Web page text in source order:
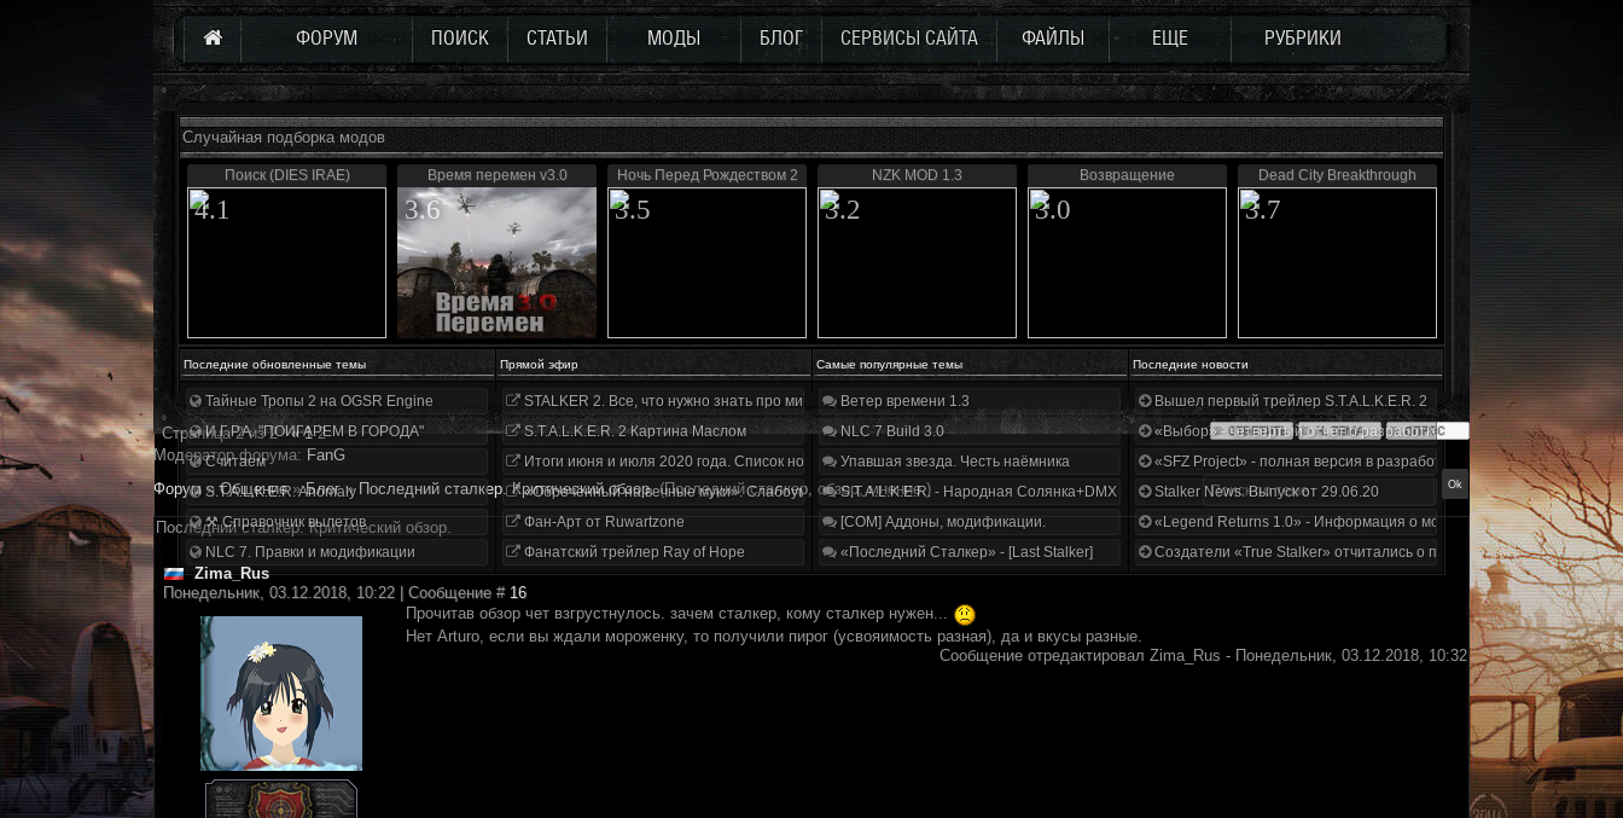
ФОРУМ ПОИСК СТАТЬИ МОДЫ БЛОГ СЕРВИСЫ САЙТА ФАЙЛЫ ЕЩЕ РУБРИКИ
Случайная подборка модов
Поиск (DIES IRAE)
4.1
Время перемен v3.0
3.6
Ночь Перед Рождеством 2
3.5
NZK MOD 1.3
3.2
Возвращение
3.0
Dead City Breakthrough
3.7
Последние обновленные темы Прямой эфир Самые популярные темы Последние новости
Тайные Тропы 2 на OGSR Engine
И.Г.Р.А. "ПОИГАРЕМ В ГОРОДА"
Считаем
S.T.A.L.K.E.R. Anomaly
⚒ Справочник вылетов
NLC 7. Правки и модификации
STALKER 2. Все, что нужно знать про мир, геймплей и сюжет | Разбор трейлера
S.T.A.L.K.E.R. 2 Картина Маслом
Итоги июня и июля 2020 года. Список нововведений
«Обречённый на вечные муки». Слабоумие и отвага
Фан-Арт от Ruwartzone
Фанатский трейлер Ray of Hope
Ветер времени 1.3
NLC 7 Build 3.0
Упавшая звезда. Честь наёмника
S.T.A.L.K.E.R. - Народная Солянка+DMX 1.3.5.ООП.МА.К.
[COM] Аддоны, модификации.
«Последний Сталкер» - [Last Stalker]
Вышел первый трейлер S.T.A.L.K.E.R. 2
«Выбор» - четвертый отчет о разработке!
«SFZ Project» - полная версия в разработке!
Stalker News. Выпуск от 29.06.20
«Legend Returns 1.0» - Информация о моде за июнь 2020
Создатели «True Stalker» отчитались о проделанной работе
Страница2из2 « 1 2
Модератор форума: FanG
Форум » Общение » Блог » Последний сталкер. Критический обзор. (Последний сталкер, обзор, мнение.)
Последний сталкер. Критический обзор.
Zima_Rus
Понедельник, 03.12.2018, 10:22 | Сообщение # 16
Прочитав обзор чет взгрустнулось. зачем сталкер, кому сталкер нужен...
Нет Arturo, если вы ждали мороженку, то получили пирог (усвояимость разная), да и вкусы разные.
Сообщение отредактировал Zima_Rus - Понедельник, 03.12.2018, 10:32